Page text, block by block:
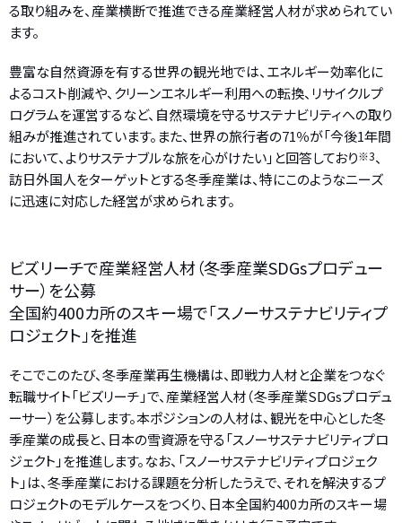
る取り組みを、産業横断で推進できる産業経営人材が求められてい
ます。
豊富な自然資源を有する世界の観光地では、エネルギー効率化に
よるコスト削減や、クリーンエネルギー利用への転換、リサイクルプ
ログラムを運営するなど、自然環境を守るサステナビリティへの取り
組みが推進されています。また、世界の旅行者の71％が「今後1年間
において、よりサステナブルな旅を心がけたい」と回答しており※3、
訪日外国人をターゲットとする冬季産業は、特にこのようなニーズ
に迅速に対応した経営が求められます。
ビズリーチで産業経営人材（冬季産業SDGsプロデュー
サー）を公募
全国約400カ所のスキー場で「スノーサステナビリティプ
ロジェクト」を推進
そこでこのたび、冬季産業再生機構は、即戦力人材と企業をつなぐ
転職サイト「ビズリーチ」で、産業経営人材（冬季産業SDGsプロデュ
ーサー）を公募します。本ポジションの人材は、観光を中心とした冬
季産業の成長と、日本の雪資源を守る「スノーサステナビリティプロ
ジェクト」を推進します。なお、「スノーサステナビリティプロジェク
ト」は、冬季産業における課題を分析したうえで、それを解決するプ
ロジェクトのモデルケースをつくり、日本全国約400カ所のスキー場